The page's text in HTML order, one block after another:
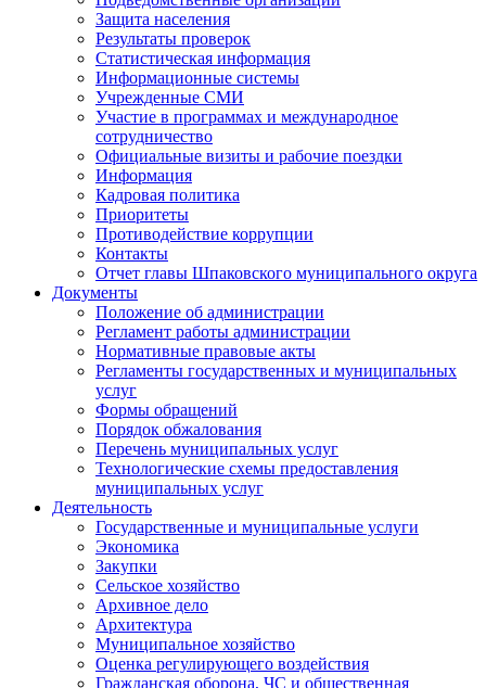
Защита населения
Результаты проверок
Статистическая информация
Информационные системы
Учрежденные СМИ
Участие в программах и международное
сотрудничество
Официальные визиты и рабочие поездки
Информация
Кадровая политика
Приоритеты
Противодействие коррупции
Контакты
Отчет главы Шпаковского муниципального округа
Документы
Положение об администрации
Регламент работы администрации
Нормативные правовые акты
Регламенты государственных и муниципальных
услуг
Формы обращений
Порядок обжалования
Перечень муниципальных услуг
Технологические схемы предоставления
муниципальных услуг
Деятельность
Государственные и муниципальные услуги
Экономика
Закупки
Сельское хозяйство
Архивное дело
Архитектура
Муниципальное хозяйство
Оценка регулирующего воздействия
Гражданская оборона, ЧС и общественная